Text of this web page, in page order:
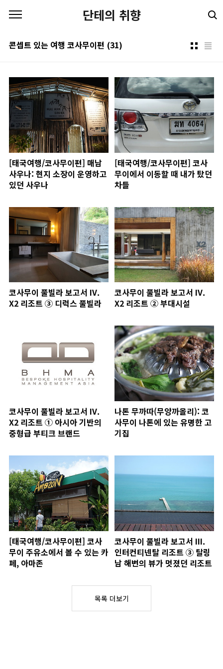
단테의 취향
콘셉트 있는 여행 코사무이편 (31)
[태국여행/코사무이편] 매남
사우나: 현지 소장이 운영하고
있던 사우나
[태국여행/코사무이편] 코사
무이에서 이동할 때 내가 탔던
차들
코사무이 풀빌라 보고서 IV.
X2 리조트 ③ 디럭스 풀빌라
코사무이 풀빌라 보고서 IV.
X2 리조트 ② 부대시설
코사무이 풀빌라 보고서 IV.
X2 리조트 ① 아시아 기반의
중형급 부티크 브랜드
나톤 무까따(무양까올리): 코
사무이 나톤에 있는 유명한 고
기집
[태국여행/코사무이편] 코사
무이 주유소에서 볼 수 있는 카
페, 아마존
코사무이 풀빌라 보고서 III.
인터컨티넨탈 리조트 ③ 탈링
남 해변의 뷰가 멋졌던 리조트
목록 더보기